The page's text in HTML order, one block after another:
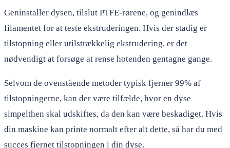
Geninstaller dysen, tilslut PTFE-rørene, og genindlæs
filamentet for at teste ekstruderingen. Hvis der stadig er
tilstopning eller utilstrækkelig ekstrudering, er det
nødvendigt at forsøge at rense hotenden gentagne gange.
Selvom de ovenstående metoder typisk fjerner 99% af
tilstopningerne, kan der være tilfælde, hvor en dyse
simpelthen skal udskiftes, da den kan være beskadiget. Hvis
din maskine kan printe normalt efter alt dette, så har du med
succes fjernet tilstopningen i din dyse.